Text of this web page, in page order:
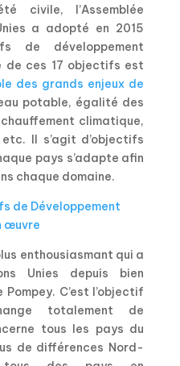
civile, l’Assemblée
a adopté en 2015
de développement
de ces 17 objectifs est
des grands enjeux de
potable, égalité des
climatique,
Il s’agit d’objectifs
pays s’adapte afin
chaque domaine.
de Développement
œuvre
enthousiasmant qui a
Unies depuis bien
C’est l’objectif
totalement de
tous les pays du
de différences Nord-